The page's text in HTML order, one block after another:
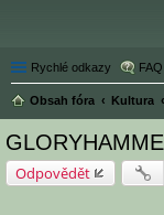
Rychlé odkazy FAQ
Obsah fóra Kultura
Odpovědět